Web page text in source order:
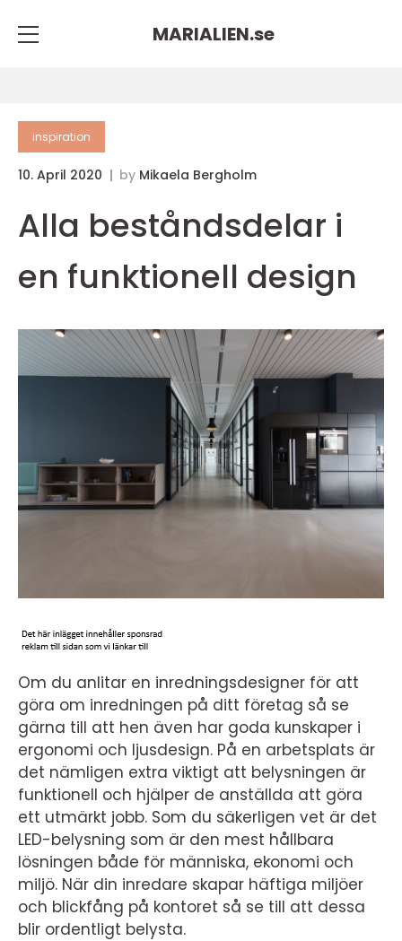
MARIALIEN.se
inspiration
10. April 2020 by Mikaela Bergholm
Alla beståndsdelar i
en funktionell design
Om du anlitar en inredningsdesigner för att
göra om inredningen på ditt företag så se
gärna till att hen även har goda kunskaper i
ergonomi och ljusdesign. På en arbetsplats är
det nämligen extra viktigt att belysningen är
funktionell och hjälper de anställda att göra
ett utmärkt jobb. Som du säkerligen vet är det
LED-belysning som är den mest hållbara
lösningen både för människa, ekonomi och
miljö. När din inredare skapar häftiga miljöer
och blickfång på kontoret så se till att dessa
blir ordentligt belysta.